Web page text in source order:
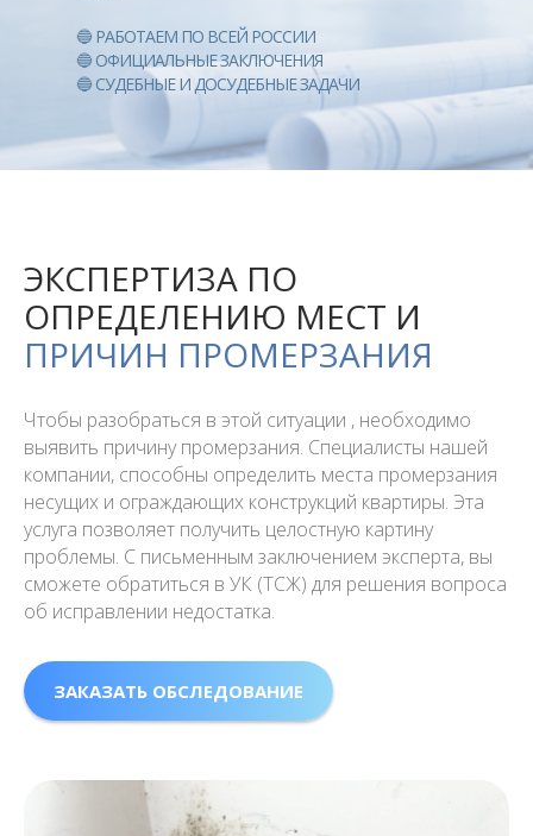
🔵 РАБОТАЕМ ПО ВСЕЙ РОССИИ
🔵 ОФИЦИАЛЬНЫЕ ЗАКЛЮЧЕНИЯ
🔵 СУДЕБНЫЕ И ДОСУДЕБНЫЕ ЗАДАЧИ
ЭКСПЕРТИЗА ПО
ОПРЕДЕЛЕНИЮ МЕСТ И
ПРИЧИН ПРОМЕРЗАНИЯ
Чтобы разобраться в этой ситуации , необходимо
выявить причину промерзания. Специалисты нашей
компании, способны определить места промерзания
несущих и ограждающих конструкций квартиры. Эта
услуга позволяет получить целостную картину
проблемы. С письменным заключением эксперта, вы
сможете обратиться в УК (ТСЖ) для решения вопроса
об исправлении недостатка.
ЗАКАЗАТЬ ОБСЛЕДОВАНИЕ